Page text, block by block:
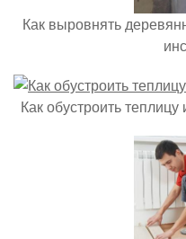
Как выровнять
Как обустроить